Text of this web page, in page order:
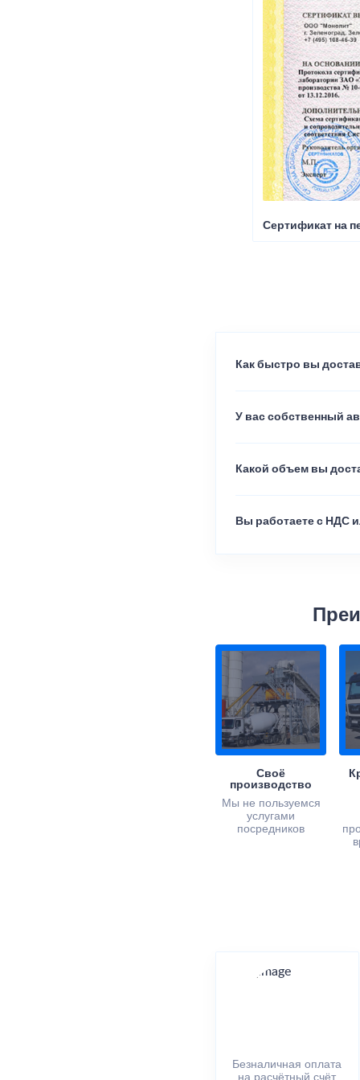
Сертификат на
Как быстро вы
У вас собственный
Какой объем вы
Вы работаете с НДС
Своё
производство
Мы не пользуемся
услугами
посредников
Безналичная оплата
на расчётный счёт